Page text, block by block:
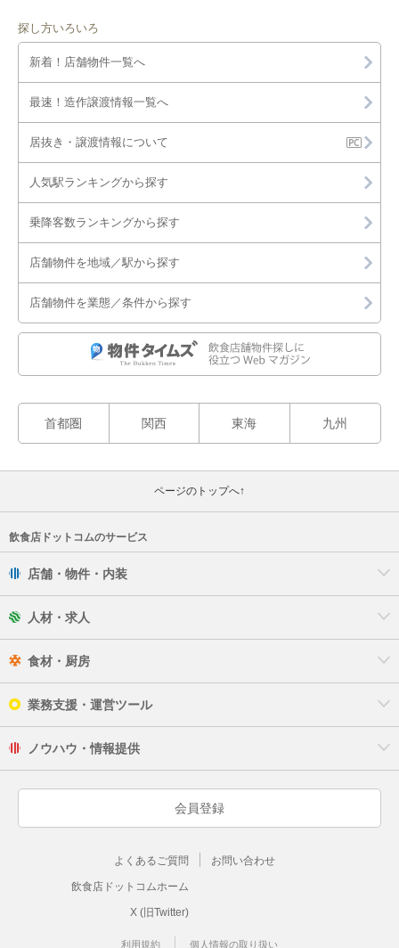
探し方いろいろ
新着！店舗物件一覧へ
最速！造作譲渡情報一覧へ
居抜き・譲渡情報について
人気駅ランキングから探す
乗降客数ランキングから探す
店舗物件を地域／駅から探す
店舗物件を業態／条件から探す
首都圏 関西 東海 九州
ページのトップへ↑
飲食店ドットコムのサービス
店舗・物件・内装
人材・求人
食材・厨房
業務支援・運営ツール
ノウハウ・情報提供
会員登録
よくあるご質問 お問い合わせ
飲食店ドットコムホーム
X (旧Twitter)
利用規約 個人情報の取り扱い